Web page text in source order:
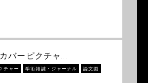
ーピクチャ…
チャー 学術雑誌・ジャーナル
論文図